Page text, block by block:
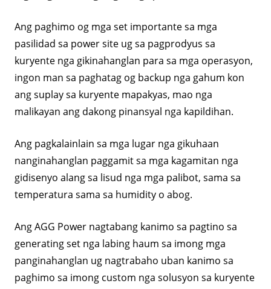
Ang paghimo og mga set importante sa mga
pasilidad sa power site ug sa pagprodyus sa
kuryente nga gikinahanglan para sa mga operasyon,
ingon man sa paghatag og backup nga gahum kon
ang suplay sa kuryente mapakyas, mao nga
malikayan ang dakong pinansyal nga kapildihan.
Ang pagkalainlain sa mga lugar nga gikuhaan
nanginahanglan paggamit sa mga kagamitan nga
gidisenyo alang sa lisud nga mga palibot, sama sa
temperatura sama sa humidity o abog.
Ang AGG Power nagtabang kanimo sa pagtino sa
generating set nga labing haum sa imong mga
panginahanglan ug nagtrabaho uban kanimo sa
paghimo sa imong custom nga solusyon sa kuryente